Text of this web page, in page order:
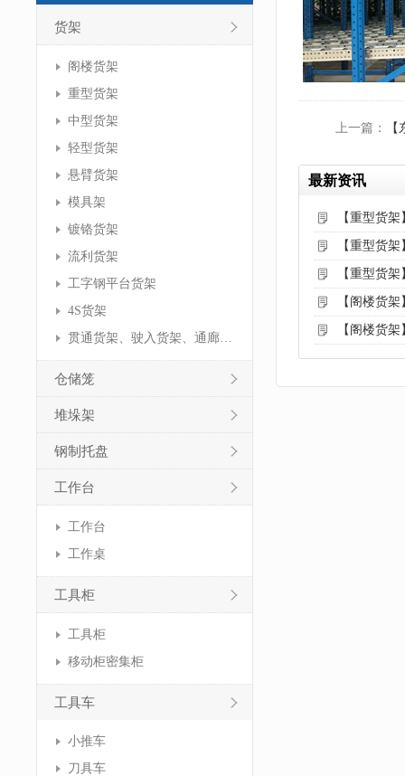
货架
阁楼货架
重型货架
中型货架
轻型货架
悬臂货架
模具架
镀铬货架
流利货架
工字钢平台货架
4S货架
贯通货架、驶入货架、通廊货架
仓储笼
堆垛架
钢制托盘
工作台
工作台
工作桌
工具柜
工具柜
移动柜密集柜
工具车
小推车
刀具车
上一篇：
最新资讯
【重型货
【重型货
【重型货
【阁楼货
【阁楼货